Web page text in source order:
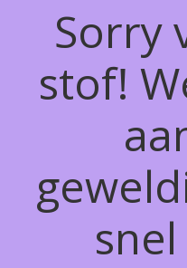
Sorry
stof!